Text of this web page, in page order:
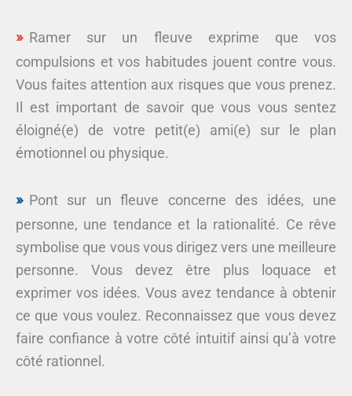
Ramer sur un fleuve exprime que vos
compulsions et vos habitudes jouent contre vous.
Vous faites attention aux risques que vous prenez.
Il est important de savoir que vous vous sentez
éloigné(e) de votre petit(e) ami(e) sur le plan
émotionnel ou physique.
Pont sur un fleuve concerne des idées, une
personne, une tendance et la rationalité. Ce rêve
symbolise que vous vous dirigez vers une meilleure
personne. Vous devez être plus loquace et
exprimer vos idées. Vous avez tendance à obtenir
ce que vous voulez. Reconnaissez que vous devez
faire confiance à votre côté intuitif ainsi qu’à votre
côté rationnel.